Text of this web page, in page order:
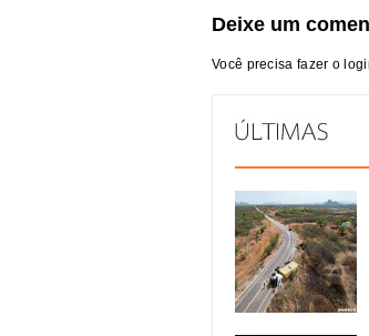
Deixe um
Você precisa fazer o